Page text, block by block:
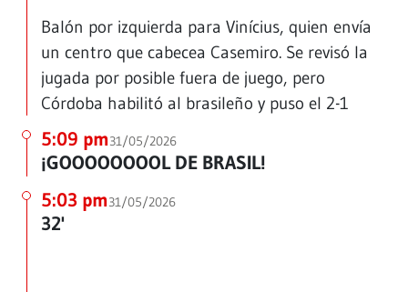
Balón por izquierda para Vinícius, quien envía
un centro que cabecea Casemiro. Se revisó la
jugada por posible fuera de juego, pero
Córdoba habilitó al brasileño y puso el 2-1
5:09 pm31/05/2026
¡GOOOOOOOOL DE BRASIL!
5:03 pm31/05/2026
32'